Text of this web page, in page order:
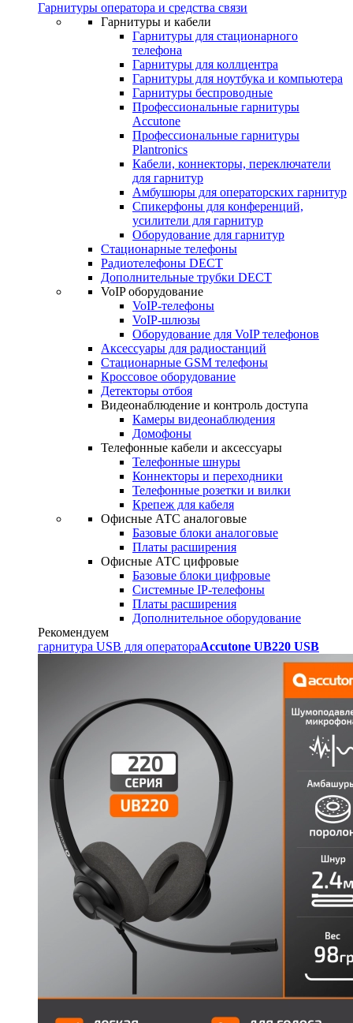
Гарнитуры оператора и средства связи
Гарнитуры и кабели
Гарнитуры для стационарного
телефона
Гарнитуры для коллцентра
Гарнитуры для ноутбука и компьютера
Гарнитуры беспроводные
Профессиональные гарнитуры
Accutone
Профессиональные гарнитуры
Plantronics
Кабели, коннекторы, переключатели
для гарнитур
Амбушюры для операторских гарнитур
Cпикерфоны для конференций,
усилители для гарнитур
Оборудование для гарнитур
Стационарные телефоны
Радиотелефоны DECT
Дополнительные трубки DECT
VoIP оборудование
VoIP-телефоны
VoIP-шлюзы
Оборудование для VoIP телефонов
Аксессуары для радиостанций
Стационарные GSM телефоны
Кроссовое оборудование
Детекторы отбоя
Видеонаблюдение и контроль доступа
Камеры видеонаблюдения
Домофоны
Телефонные кабели и аксессуары
Телефонные шнуры
Коннекторы и переходники
Телефонные розетки и вилки
Крепеж для кабеля
Офисные АТС аналоговые
Базовые блоки аналоговые
Платы расширения
Офисные АТС цифровые
Базовые блоки цифровые
Системные IP-телефоны
Платы расширения
Дополнительное оборудование
Рекомендуем
гарнитура USB для оператораAccutone UB220 USB